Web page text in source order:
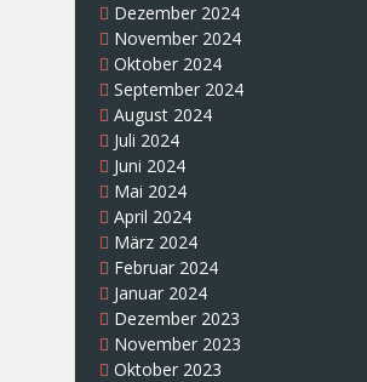
Dezember 2024
November 2024
Oktober 2024
September 2024
August 2024
Juli 2024
Juni 2024
Mai 2024
April 2024
März 2024
Februar 2024
Januar 2024
Dezember 2023
November 2023
Oktober 2023